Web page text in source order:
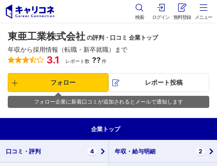
検索 ログイン 無料登録 メニュー
東亜工業株式会社 の評判・口コミ 企業トップ
年収から採用情報（転職・新卒就職）まで
3.1 レポート数 ??件
フォロー レポート投稿
フォロー企業に新着口コミが追加されるとメールで通知します
企業 トップ
口コミ・ 評判 4 年収・ 給与明細 2